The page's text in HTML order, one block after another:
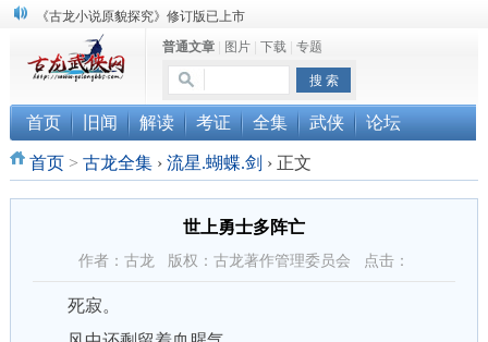
《古龙小说原貌探究》修订版已上市
顾雪衣《古龙武侠小说知见录》上市
“武侠书库”查缺补漏活动圆满结束
普通文章| 图片| 下载| 专题
首页 旧闻 解读 考证 全集 武侠 论坛
首页> 古龙全集 › 流星.蝴蝶.剑 ›正文
世上勇士多阵亡
作者：古龙 版权：古龙著作管理委员会 点击：
死寂。